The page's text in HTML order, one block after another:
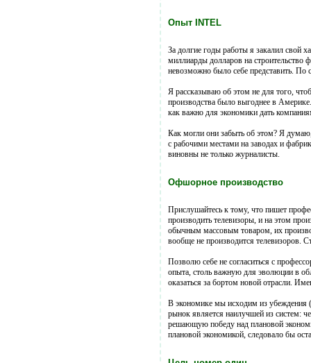
Опыт INTEL
За долгие годы работы я закалил свой
миллиарды долларов на строительство
невозможно было себе представить. По
Я рассказываю об этом не для того,
производства было выгоднее в
как важно для экономики дать
Как могли они забыть об этом? Я
с рабочими местами на заводах и
виновны не только журналисты.
Офшорное производство
Прислушайтесь к тому, что пишет
производить телевизоры, и на этом
обычным массовым товаром, их
вообще не производится телевизоров.
Позволю себе не согласиться с
опыта, столь важную для эволюции в
оказаться за бортом новой отрасли.
В экономике мы исходим из убеждения
рынок является наилучшей из систем:
решающую победу над плановой
плановой экономикой, следовало бы